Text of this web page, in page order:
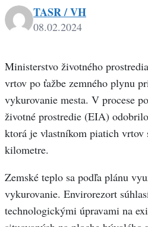
TASR / VH
08.02.2024
Ministerstvo životného
vrtov po ťažbe zemného plynu
vykurovanie mesta. V procese
životné prostredie (EIA)
ktorá je vlastníkom piatich vrtov
kilometre.
Zemské teplo sa podľa plánu
vykurovanie. Envirorezort
technologickými úpravami na